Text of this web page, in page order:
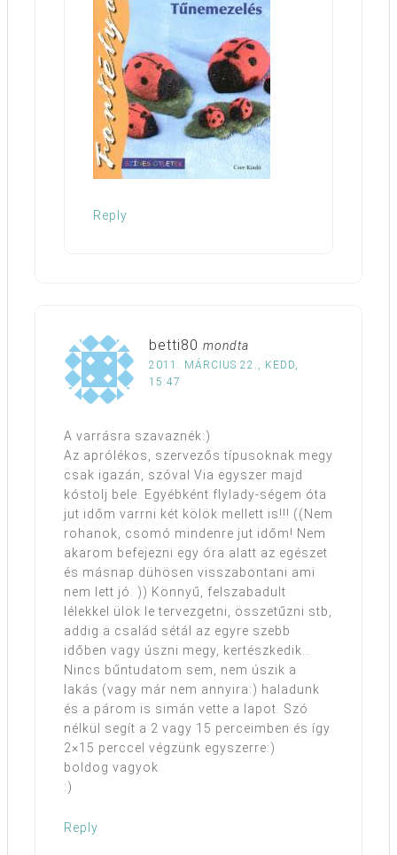
Reply
betti80 mondta
2011. MÁRCIUS 22., KEDD,
15:47
A varrásra szavaznék:)
Az aprólékos, szervezős típusoknak megy
csak igazán, szóval Via egyszer majd
kóstolj bele. Egyébként flylady-ségem óta
jut időm varrni két kölök mellett is!!! ((Nem
rohanok, csomó mindenre jut időm! Nem
akarom befejezni egy óra alatt az egészet
és másnap dühösen visszabontani ami
nem lett jó. )) Könnyű, felszabadult
lélekkel ülök le tervezgetni, összetűzni stb,
addig a család sétál az egyre szebb
időben vagy úszni megy, kertészkedik…
Nincs bűntudatom sem, nem úszik a
lakás (vagy már nem annyira:) haladunk
és a párom is simán vette a lapot. Szó
nélkül segít a 2 vagy 15 perceimben és így
2×15 perccel végzünk egyszerre:)
boldog vagyok
:)
Reply